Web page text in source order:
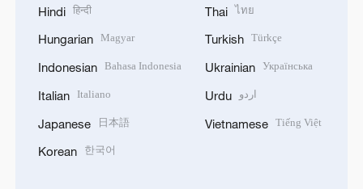
Hindi हिन्दी
Hungarian Magyar
Indonesian Bahasa Indonesia
Italian Italiano
Japanese 日本語
Korean 한국어
Thai ไทย
Turkish Türkçe
Ukrainian Українська
Urdu اردو
Vietnamese Tiếng Việt